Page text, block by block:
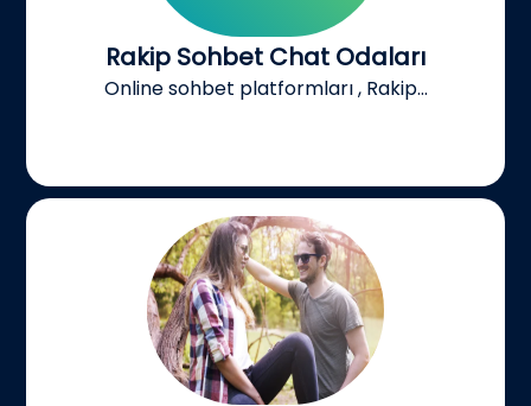
Rakip Sohbet Chat Odaları
Online sohbet platformları , Rakip...